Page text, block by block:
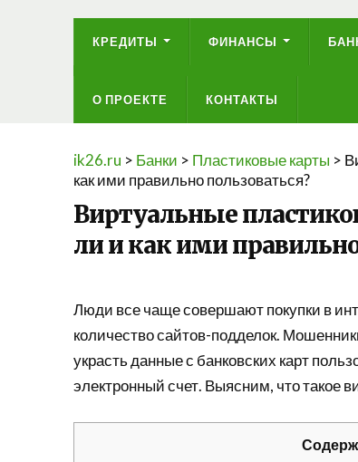
КРЕДИТЫ ФИНАНСЫ
О ПРОЕКТЕ КОНТАКТЫ
ik26.ru > Банки > Пластиковые карты >
как ими правильно пользоваться?
Виртуальные
ли и как ими
Люди все чаще совершают покупки в
количество сайтов-подделок.
украсть данные с банковских карт
электронный счет. Выясним, что такое